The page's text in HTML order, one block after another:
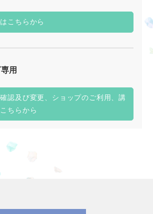
こちらから
用
認及び変更、ショップのご利用、講
ちらから